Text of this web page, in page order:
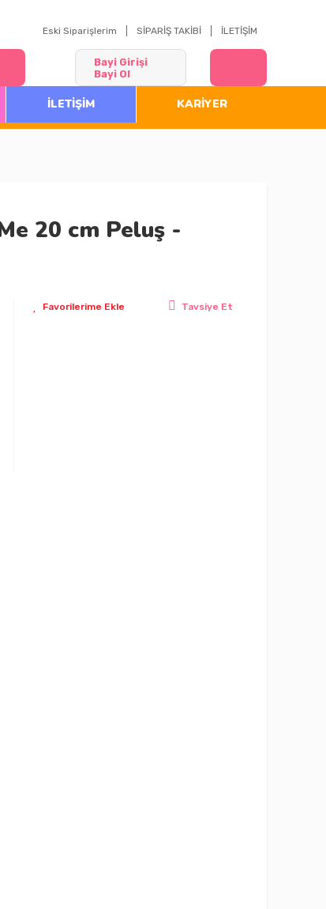
Eski Siparişlerim SİPARİŞ TAKİBİ İLETİŞİM
Bayi Girişi
Bayi Ol
İLETİŞİM KARİYER
20 cm Peluş -
Tavsiye Et